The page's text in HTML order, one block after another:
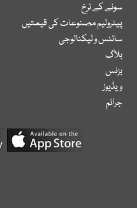
سونے کے نرخ
پیٹرولیم مصنوعات کی قیمتیں
سائنس و ٹیکنالوجی
بلاگ
بزنس
ویڈیوز
جرائم